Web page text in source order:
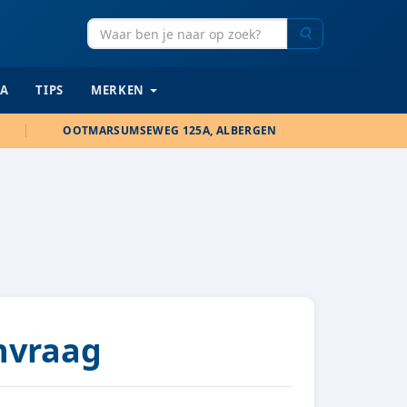
TIPS MERKEN
OOTMARSUMSEWEG 125A, ALBERGEN